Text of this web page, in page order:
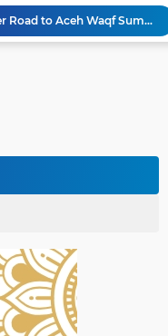
Rektor Universitas Almuslim Jadi Narasumber Road to Aceh Waqf Summit, Paparkan Praktik Baik Kampus Wakaf
dengan PKS Bireuen